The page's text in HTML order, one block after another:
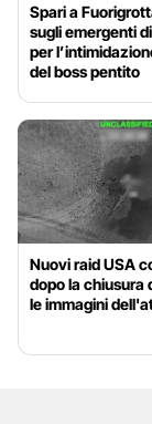
Spari a
sugli emergenti
per
del boss pentito
Nuovi raid USA
dopo la chiusura
le immagini